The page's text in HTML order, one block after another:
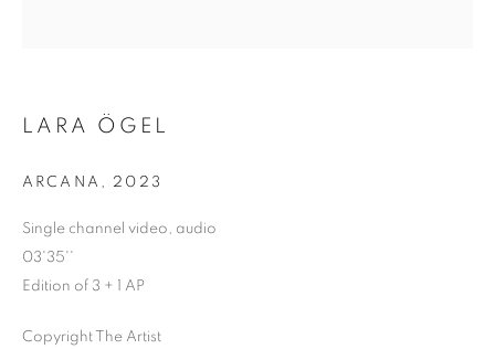
GÖKYÜZÜ VE İÇIMDEKI
LARA ÖGEL
ARCANA 2023
Single channel video, audio
03'35''
Edition of 3 + 1 AP
Copyright The Artist